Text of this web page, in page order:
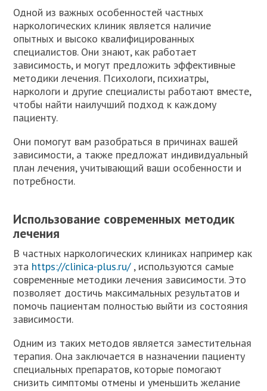
Одной из важных особенностей частных
наркологических клиник является наличие
опытных и высоко квалифицированных
специалистов. Они знают, как работает
зависимость, и могут предложить эффективные
методики лечения. Психологи, психиатры,
наркологи и другие специалисты работают вместе,
чтобы найти наилучший подход к каждому
пациенту.
Они помогут вам разобраться в причинах вашей
зависимости, а также предложат индивидуальный
план лечения, учитывающий ваши особенности и
потребности.
Использование современных методик
лечения
В частных наркологических клиниках например как
эта https://clinica-plus.ru/, используются самые
современные методики лечения зависимости. Это
позволяет достичь максимальных результатов и
помочь пациентам полностью выйти из состояния
зависимости.
Одним из таких методов является заместительная
терапия. Она заключается в назначении пациенту
специальных препаратов, которые помогают
снизить симптомы отмены и уменьшить желание